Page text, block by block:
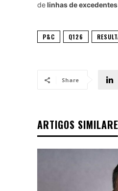
delinhas de
P&C Q126
Share
ARTIGOS